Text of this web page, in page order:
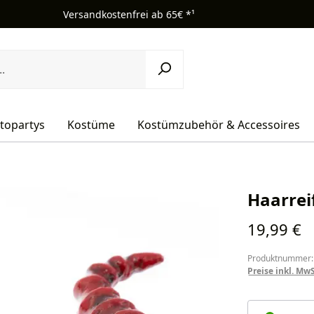
Versandkostenfrei ab 65€ *¹
Kostüme Kostümzubehör & Accessoires
Regulärer
19,99 €
Preise inkl.